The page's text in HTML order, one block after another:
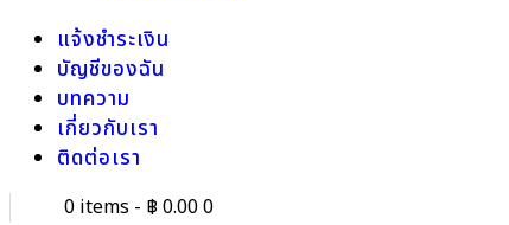
แจ้งชำระเงิน
บัญชีของฉัน
บทความ
เกี่ยวกับเรา
ติดต่อเรา
0 items - ฿ 0.000